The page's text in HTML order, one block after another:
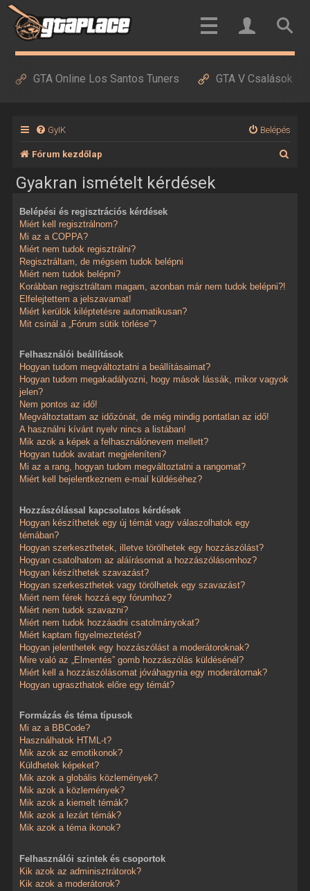
GTA Online Los Santos Tuners GTA V Csalások
GyIK Belépés
Fórum kezdőlap
Gyakran ismételt kérdések
Belépési és regisztrációs kérdések
Miért kell regisztrálnom?
Mi az a COPPA?
Miért nem tudok regisztrálni?
Regisztráltam, de mégsem tudok belépni
Miért nem tudok belépni?
Korábban regisztráltam magam, azonban már nem tudok belépni?!
Elfelejtettem a jelszavamat!
Miért kerülök kiléptetésre automatikusan?
Mit csinál a „Fórum sütik törlése”?
Felhasználói beállítások
Hogyan tudom megváltoztatni a beállításaimat?
Hogyan tudom megakadályozni, hogy mások lássák, mikor vagyok
jelen?
Nem pontos az idő!
Megváltoztattam az időzónát, de még mindig pontatlan az idő!
A használni kívánt nyelv nincs a listában!
Mik azok a képek a felhasználónevem mellett?
Hogyan tudok avatart megjeleníteni?
Mi az a rang, hogyan tudom megváltoztatni a rangomat?
Miért kell bejelentkeznem e-mail küldéséhez?
Hozzászólással kapcsolatos kérdések
Hogyan készíthetek egy új témát vagy válaszolhatok egy
témában?
Hogyan szerkeszthetek, illetve törölhetek egy hozzászólást?
Hogyan csatolhatom az aláírásomat a hozzászólásomhoz?
Hogyan készíthetek szavazást?
Hogyan szerkeszthetek vagy törölhetek egy szavazást?
Miért nem férek hozzá egy fórumhoz?
Miért nem tudok szavazni?
Miért nem tudok hozzáadni csatolmányokat?
Miért kaptam figyelmeztetést?
Hogyan jelenthetek egy hozzászólást a moderátoroknak?
Mire való az „Elmentés” gomb hozzászólás küldésénél?
Miért kell a hozzászólásomat jóváhagynia egy moderátornak?
Hogyan ugraszthatok előre egy témát?
Formázás és téma típusok
Mi az a BBCode?
Használhatok HTML-t?
Mik azok az emotikonok?
Küldhetek képeket?
Mik azok a globális közlemények?
Mik azok a közlemények?
Mik azok a kiemelt témák?
Mik azok a lezárt témák?
Mik azok a téma ikonok?
Felhasználói szintek és csoportok
Kik azok az adminisztrátorok?
Kik azok a moderátorok?